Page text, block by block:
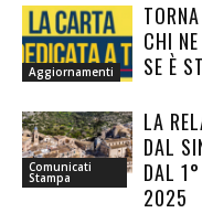
Aggiornamenti
CHI
SE È
Comunicati
Stampa
LA
DAL
DAL
2025